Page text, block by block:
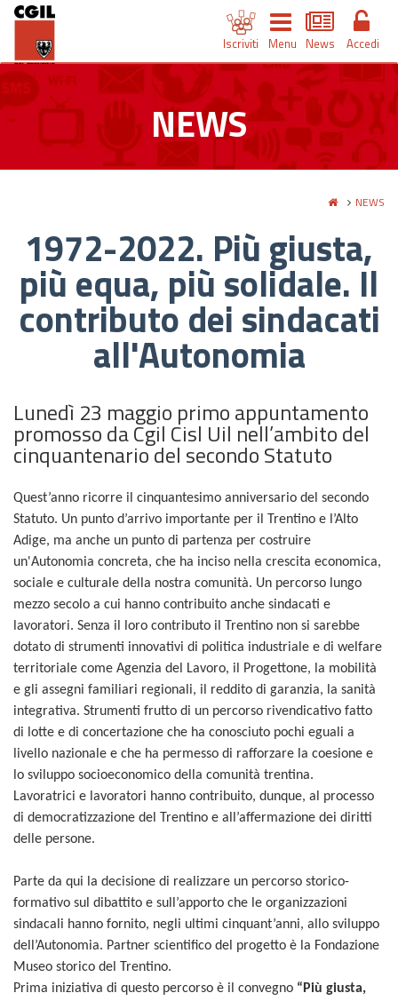
Iscriviti Menu News Accedi
NEWS
NEWS
1972-2022. Più giusta,
più equa, più solidale. Il
contributo dei sindacati
all'Autonomia
Lunedì 23 maggio primo appuntamento
promosso da Cgil Cisl Uil nell’ambito del
cinquantenario del secondo Statuto
Quest’anno ricorre il cinquantesimo anniversario del secondo
Statuto. Un punto d’arrivo importante per il Trentino e l’Alto
Adige, ma anche un punto di partenza per costruire
un'Autonomia concreta, che ha inciso nella crescita economica,
sociale e culturale della nostra comunità. Un percorso lungo
mezzo secolo a cui hanno contribuito anche sindacati e
lavoratori. Senza il loro contributo il Trentino non si sarebbe
dotato di strumenti innovativi di politica industriale e di welfare
territoriale come Agenzia del Lavoro, il Progettone, la mobilità
e gli assegni familiari regionali, il reddito di garanzia, la sanità
integrativa. Strumenti frutto di un percorso rivendicativo fatto
di lotte e di concertazione che ha conosciuto pochi eguali a
livello nazionale e che ha permesso di rafforzare la coesione e
lo sviluppo socioeconomico della comunità trentina.
Lavoratrici e lavoratori hanno contribuito, dunque, al processo
di democratizzazione del Trentino e all’affermazione dei diritti
delle persone.
Parte da qui la decisione di realizzare un percorso storico-
formativo sul dibattito e sull’apporto che le organizzazioni
sindacali hanno fornito, negli ultimi cinquant’anni, allo sviluppo
dell’Autonomia. Partner scientifico del progetto è la Fondazione
Museo storico del Trentino.
Prima iniziativa di questo percorso è il convegno “Più giusta,